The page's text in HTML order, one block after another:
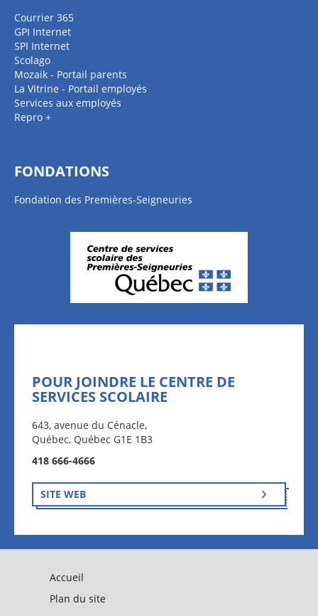
Courrier 365
GPI Internet
SPI Internet
Scolago
Mozaik - Portail parents
La Vitrine - Portail employés
Services aux employés
Repro +
FONDATIONS
Fondation des Premières-Seigneuries
POUR JOINDRE LE CENTRE DE
SERVICES SCOLAIRE
643, avenue du Cénacle,
Québec, Québec G1E 1B3
418 666-4666
SITE WEB
Accueil
Plan du site